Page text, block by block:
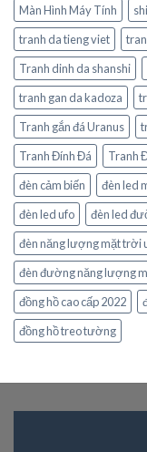
Màn Hình Máy Tính
tranh da tieng viet
Tranh dinh da shanshi
tranh gan da kadoza
Tranh gắn đá Uranus
Tranh Đính Đá
Tranh
đèn cảm biến
đèn led
đèn led ufo
đèn led
đèn năng lượng mặt trời
đèn đường năng lượng
đồng hồ cao cấp 2022
đồng hồ treo tường